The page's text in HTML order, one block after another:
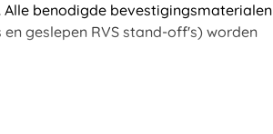
benodigde bevestigingsmaterialen
geslepen RVS stand-off's) worden